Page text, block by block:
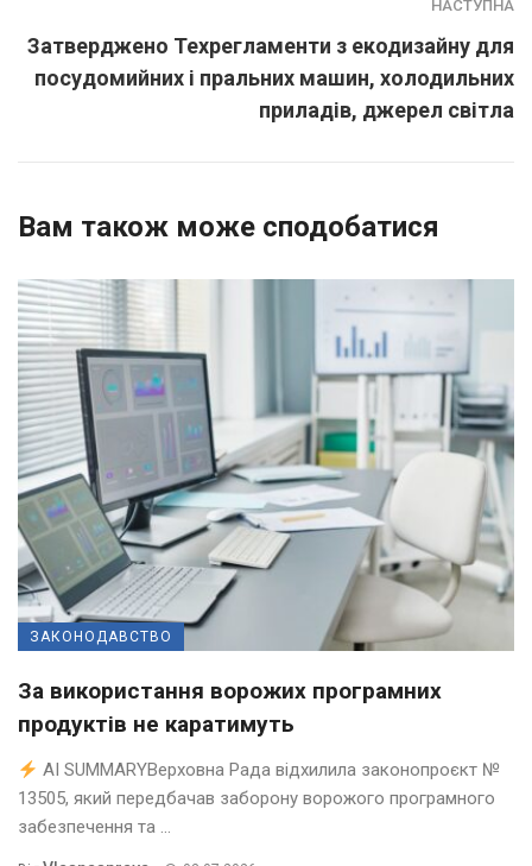
НАСТУПНА
Затверджено Техрегламенти з екодизайну для
посудомийних і пральних машин, холодильних
приладів, джерел світла
Вам також може сподобатися
ЗАКОНОДАВСТВО
За використання ворожих програмних
продуктів не каратимуть
AI SUMMARYВерховна Рада відхилила законопроєкт №
13505, який передбачав заборону ворожого програмного
забезпечення та ...